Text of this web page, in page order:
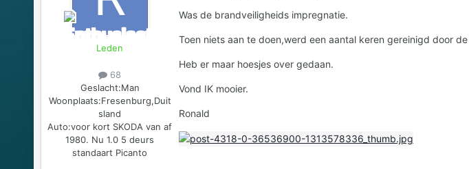
Leden
68
Geslacht:Man
Woonplaats:Fresenburg,Duit
sland
Auto:voor kort SKODA van af
1980. Nu 1.0 5 deurs
standaart Picanto
Was de brandveiligheids impregnatie.
Toen niets aan te doen,werd een aantal keren gereinigd door de
Heb er maar hoesjes over gedaan.
Vond IK mooier.
Ronald